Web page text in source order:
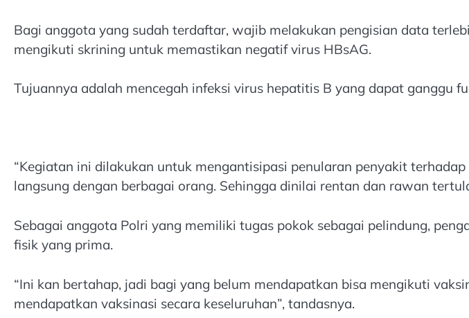
Bagi anggota yang sudah terdaftar, wajib melakukan pengisian data
mengikuti skrining untuk memastikan negatif virus HBsAG.
Tujuannya adalah mencegah infeksi virus hepatitis B yang dapat ganggu
“Kegiatan ini dilakukan untuk mengantisipasi penularan penyakit
langsung dengan berbagai orang. Sehingga dinilai rentan dan rawan
Sebagai anggota Polri yang memiliki tugas pokok sebagai pelindung,
fisik yang prima.
“Ini kan bertahap, jadi bagi yang belum mendapatkan bisa mengikuti
mendapatkan vaksinasi secara keseluruhan”, tandasnya.